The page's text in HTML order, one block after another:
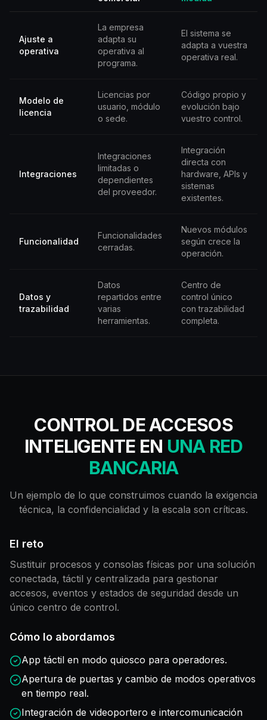
Ajuste a
operativa
La empresa
adapta su
operativa al
programa.
El sistema se
adapta a vuestra
operativa real.
Modelo de
licencia
Licencias por
usuario, módulo
o sede.
Código propio y
evolución bajo
vuestro control.
Integraciones
Integraciones
limitadas o
dependientes
del proveedor.
Integración
directa con
hardware, APIs y
sistemas
existentes.
Funcionalidad
Funcionalidades
cerradas.
Nuevos módulos
según crece la
operación.
Datos y
trazabilidad
Datos
repartidos entre
varias
herramientas.
Centro de
control único
con trazabilidad
completa.
CONTROL DE ACCESOS
INTELIGENTE EN UNA RED
BANCARIA
Un ejemplo de lo que construimos cuando la exigencia
técnica, la confidencialidad y la escala son críticas.
El reto
Sustituir procesos y consolas físicas por una solución
conectada, táctil y centralizada para gestionar
accesos, eventos y estados de seguridad desde un
único centro de control.
Cómo lo abordamos
App táctil en modo quiosco para operadores.
Apertura de puertas y cambio de modos operativos
en tiempo real.
Integración de videoportero e intercomunicación